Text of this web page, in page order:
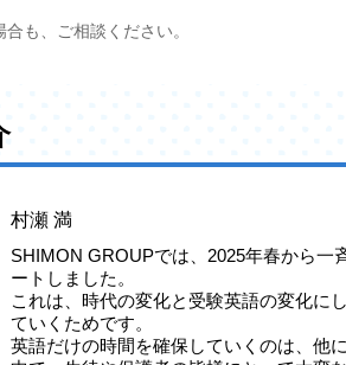
も、ご相談ください。
村瀬 満
SHIMON GROUPでは、2025年春から一
ートしました。
これは、時代の変化と受験英語の変化に
ていくためです。
英語だけの時間を確保していくのは、他